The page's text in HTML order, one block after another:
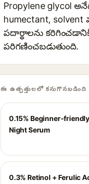
Propylene glycol
humectant,
పదార్థాలను
పరిగణించబడుతుంది.
ఈ ఉత్పత్తులలో కనుగొనబడింది
0.15% Beginner-
Night Serum
0.3% Retinol + Ferulic